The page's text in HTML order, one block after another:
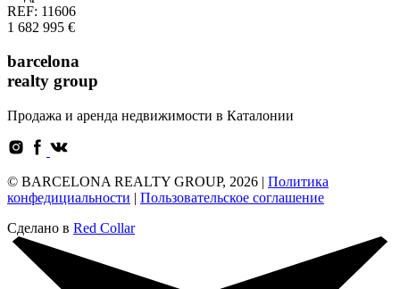
REF: 11606
1 682 995 €
barcelona
realty group
Продажа и аренда недвижимости в Каталонии
© BARCELONA REALTY GROUP, 2026 | Политика
конфедициальности | Пользовательское соглашение
Сделано в Red Collar